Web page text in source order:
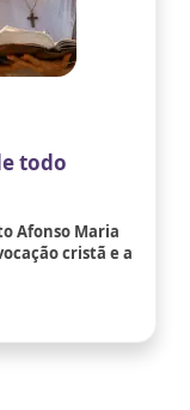
todo
Afonso Maria
cristã e a